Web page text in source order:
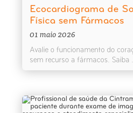
Ecocardiograma de
Física sem Fármacos
01 maio 2026
Avalie o funcionamento do
sem recurso a fármacos. Saiba